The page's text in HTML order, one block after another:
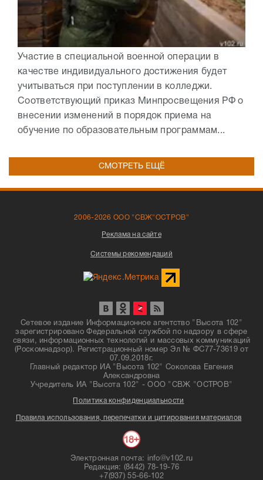
Участие в специальной военной операции в
качестве индивидуального достижения будет
учитываться при поступлении в колледжи.
Соответствующий приказ Минпросвещения РФ о
внесении изменений в порядок приема на
обучение по образовательным программам...
СМОТРЕТЬ ЕЩЁ
2006-2026 ООО "СВЖ"ОСТРОВ"
Реклама на сайте
Системы рекомендаций
Сетевое издание Информационное агентство "Высота 102"
зарегистрировано Федеральной службой по надзору в сфере
связи, информационных технологий и массовых коммуникаций
(Роскомнадзор). Регистрационный номер Эл № ФС77-73619 от
07.09.2018г.
Главный редактор ИА "Высота 102" Соколова Евгения
Александровна
Учредитель ИА "Высота 102" - ООО "СВЖ "ОСТРОВ"
Политика конфиденциальности
Правила использования, перепечатки и цитирования материалов
Электронная почта: info@v102.ru
Редакция: (8442) 78-19-76
+7(937) 55-66-102